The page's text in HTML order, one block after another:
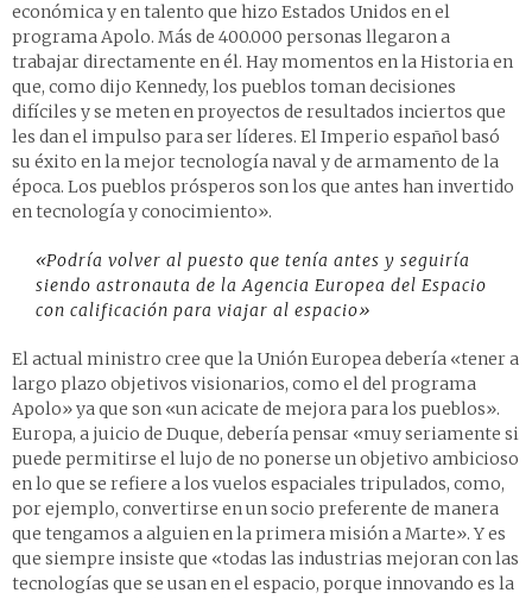
económica y en talento que hizo Estados Unidos en el
programa Apolo. Más de 400.000 personas llegaron a
trabajar directamente en él. Hay momentos en la Historia en
que, como dijo Kennedy, los pueblos toman decisiones
difíciles y se meten en proyectos de resultados inciertos que
les dan el impulso para ser líderes. El Imperio español basó
su éxito en la mejor tecnología naval y de armamento de la
época. Los pueblos prósperos son los que antes han invertido
en tecnología y conocimiento».
«Podría volver al puesto que tenía antes y seguiría
siendo astronauta de la Agencia Europea del Espacio
con calificación para viajar al espacio»
El actual ministro cree que la Unión Europea debería «tener a
largo plazo objetivos visionarios, como el del programa
Apolo» ya que son «un acicate de mejora para los pueblos».
Europa, a juicio de Duque, debería pensar «muy seriamente si
puede permitirse el lujo de no ponerse un objetivo ambicioso
en lo que se refiere a los vuelos espaciales tripulados, como,
por ejemplo, convertirse en un socio preferente de manera
que tengamos a alguien en la primera misión a Marte». Y es
que siempre insiste que «todas las industrias mejoran con las
tecnologías que se usan en el espacio, porque innovando es la